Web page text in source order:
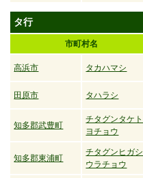
タ行
市町村名
高浜市 タカハマシ
田原市 タハラシ
知多郡武豊町
チタグンタケト
ヨチョウ
知多郡東浦町
チタグンヒガシ
ウラチョウ